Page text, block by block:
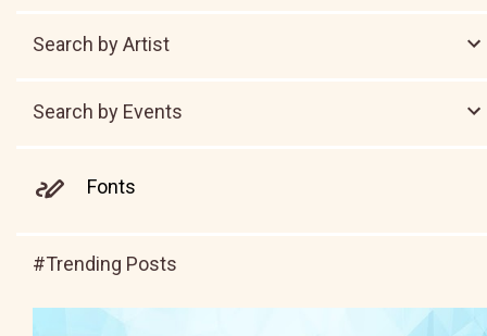
Search by Artist
Search by Events
Fonts
#Trending Posts